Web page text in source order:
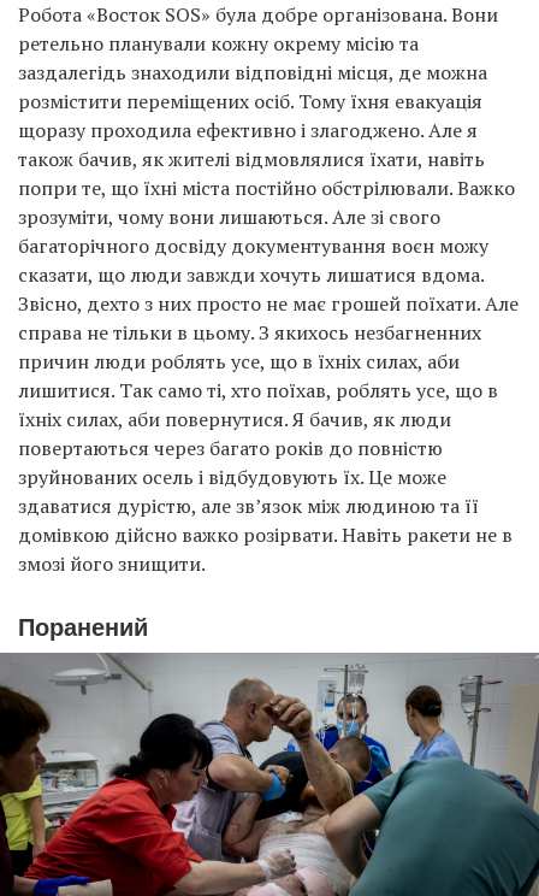
Робота «Восток SOS» була добре організована. Вони
ретельно планували кожну окрему місію та
заздалегідь знаходили відповідні місця, де можна
розмістити переміщених осіб. Тому їхня евакуація
щоразу проходила ефективно і злагоджено. Але я
також бачив, як жителі відмовлялися їхати, навіть
попри те, що їхні міста постійно обстрілювали. Важко
зрозуміти, чому вони лишаються. Але зі свого
багаторічного досвіду документування воєн можу
сказати, що люди завжди хочуть лишатися вдома.
Звісно, дехто з них просто не має грошей поїхати. Але
справа не тільки в цьому. З якихось незбагненних
причин люди роблять усе, що в їхніх силах, аби
лишитися. Так само ті, хто поїхав, роблять усе, що в
їхніх силах, аби повернутися. Я бачив, як люди
повертаються через багато років до повністю
зруйнованих осель і відбудовують їх. Це може
здаватися дурістю, але зв’язок між людиною та її
домівкою дійсно важко розірвати. Навіть ракети не в
змозі його знищити.
Поранений